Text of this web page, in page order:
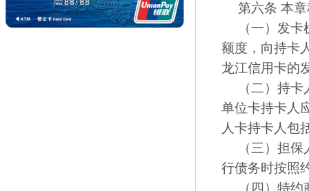
第六条 本
（一）发
额度，向持卡
龙江信用卡的
（二）持
单位卡持卡人
人卡持卡人包
（三）担
行债务时按照
（四）特